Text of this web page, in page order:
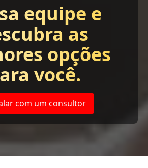
equipe e
as
opções
você.
com um consultor